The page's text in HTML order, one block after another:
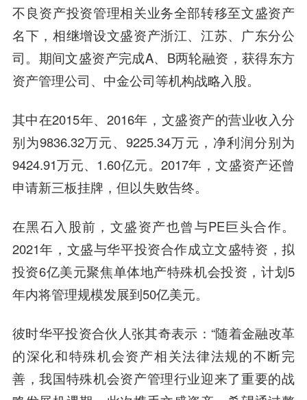
不良资产投资管理相关业务全部转移至文盛资产
名下，相继增设文盛资产浙江、江苏、广东分公
司。期间文盛资产完成A、B两轮融资，获得东方
资产管理公司、中金公司等机构战略入股。
其中在2015年、2016年，文盛资产的营业收入分
别为9836.32万元、9225.34万元，净利润分别为
9424.91万元、1.60亿元。2017年，文盛资产还曾
申请新三板挂牌，但以失败告终。
在黑石入股前，文盛资产也曾与PE巨头合作。
2021年，文盛与华平投资合作成立文盛特资，拟
投资6亿美元聚焦单体地产特殊机会投资，计划5
年内将管理规模发展到50亿美元。
彼时华平投资合伙人张其奇表示：“随着金融改革
的深化和特殊机会资产相关法律法规的不断完
善，我国特殊机会资产管理行业迎来了重要的战